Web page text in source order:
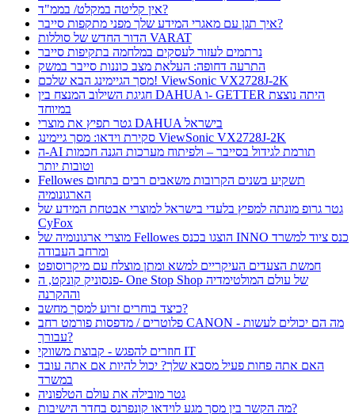
אין קליטה במקלט/ בממ"ד?
איך תגן עם מאגרי המידע שלך מפני מתקפות סייבר?
הדור החדש של סוללות VARAT
נרתמים לעזור לעסקים במלחמה בתקיפות סייבר
התרעה דחופה: העלאת מצב כוננות סייבר במשק
מסך הגיימינג הבא שלכם! ViewSonic VX2728J-2K
חגיגת השילוב המנצח בין DAHUA ו- GETTER היתה נוצצת
במיוחד
גטר תפיץ את מוצרי DAHUA בישראל
סקירת וידאו: מסך גיימינג ViewSonic VX2728J-2K
ה-AI תורמת לגידול בסייבר – ולפיתוח מערכות הגנה חכמות
וטובות יותר
Fellowes תשקיע בשנים הקרובות משאבים רבים בתחום
הארגונומיה
גטר גרופ מונתה למפיץ בלעדי בישראל למוצרי אבטחת המידע של
CyFox
מוצרי ארגונומיה של Fellowes הוצגו בכנס INNO כנס ציוד למשרד
ומרחב העבודה
חמשת הצעדים העיקריים למשא ומתן מוצלח עם מיקרוסופט
פנסוניק קונקט, ה- One Stop Shop של עולם המולטימדיה
וההקרנה
כיצד בוחרים זרוע למסך מחשב?
פלוטרים / מדפסות פורמט רחב CANON - מה הם יכולים לעשות
עבורך?
חוזרים להפגש - קבוצת משווקי IT
האם אתה פחות פעיל מסבא שלך? יכול להיות אם אתה עובד
במשרד
גטר מובילה את עולם הטלפוניה
מה הקשר בין מסך מגע לוידאו קונפרנס בחדר הישיבות?